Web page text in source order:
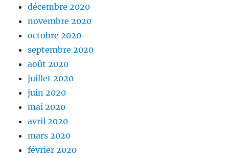
décembre 2020
novembre 2020
octobre 2020
septembre 2020
août 2020
juillet 2020
juin 2020
mai 2020
avril 2020
mars 2020
février 2020